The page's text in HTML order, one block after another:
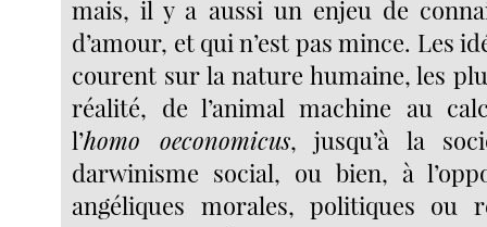
mais, il y a aussi un enjeu de
d’amour, et qui n’est pas mince. Les
courent sur la nature humaine, les
réalité, de l’animal machine au
l’homo oeconomicus, jusqu’à la
darwinisme social, ou bien, à
angéliques morales, politiques ou